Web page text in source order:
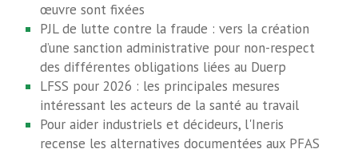
œuvre sont fixées
PJL de lutte contre la fraude : vers la création
d’une sanction administrative pour non-respect
des différentes obligations liées au Duerp
LFSS pour 2026 : les principales mesures
intéressant les acteurs de la santé au travail
Pour aider industriels et décideurs, l'Ineris
recense les alternatives documentées aux PFAS